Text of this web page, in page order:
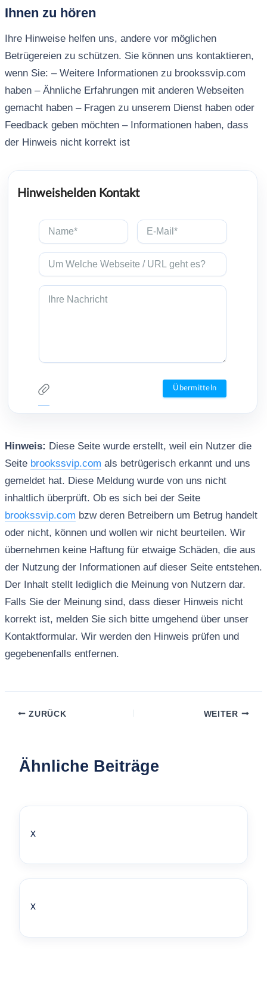
Ihnen zu hören
Ihre Hinweise helfen uns, andere vor möglichen
Betrügereien zu schützen. Sie können uns kontaktieren,
wenn Sie: – Weitere Informationen zu brookssvip.com
haben – Ähnliche Erfahrungen mit anderen Webseiten
gemacht haben – Fragen zu unserem Dienst haben oder
Feedback geben möchten – Informationen haben, dass
der Hinweis nicht korrekt ist
Hinweishelden Kontakt
Hinweis: Diese Seite wurde erstellt, weil ein Nutzer die
Seite brookssvip.com als betrügerisch erkannt und uns
gemeldet hat. Diese Meldung wurde von uns nicht
inhaltlich überprüft. Ob es sich bei der Seite
brookssvip.com bzw deren Betreibern um Betrug handelt
oder nicht, können und wollen wir nicht beurteilen. Wir
übernehmen keine Haftung für etwaige Schäden, die aus
der Nutzung der Informationen auf dieser Seite entstehen.
Der Inhalt stellt lediglich die Meinung von Nutzern dar.
Falls Sie der Meinung sind, dass dieser Hinweis nicht
korrekt ist, melden Sie sich bitte umgehend über unser
Kontaktformular. Wir werden den Hinweis prüfen und
gegebenenfalls entfernen.
ZURÜCK WEITER
Ähnliche Beiträge
x
x